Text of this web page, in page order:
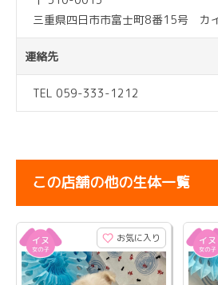
三重県四日市市富士町8番15号 カ
連絡先
TEL 059-333-1212
この店舗の他の生体一覧
お気に入り